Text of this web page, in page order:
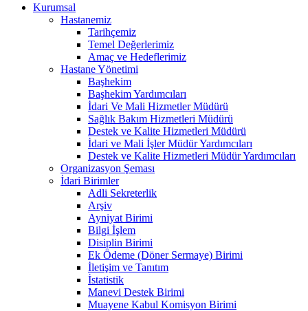
Kurumsal
Hastanemiz
Tarihçemiz
Temel Değerlerimiz
Amaç ve Hedeflerimiz
Hastane Yönetimi
Başhekim
Başhekim Yardımcıları
İdari Ve Mali Hizmetler Müdürü
Sağlık Bakım Hizmetleri Müdürü
Destek ve Kalite Hizmetleri Müdürü
İdari ve Mali İşler Müdür Yardımcıları
Destek ve Kalite Hizmetleri Müdür Yardımcıları
Organizasyon Şeması
İdari Birimler
Adli Sekreterlik
Arşiv
Ayniyat Birimi
Bilgi İşlem
Disiplin Birimi
Ek Ödeme (Döner Sermaye) Birimi
İletişim ve Tanıtım
İstatistik
Manevi Destek Birimi
Muayene Kabul Komisyon Birimi